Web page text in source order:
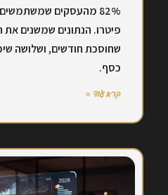
פיטרו. הנתונים שמשנים
שחוסכת חודשים, ושלושה
כסף.
קרא עוד »